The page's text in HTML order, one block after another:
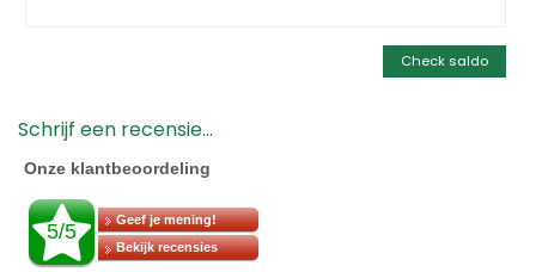
Check saldo
Schrijf een recensie...